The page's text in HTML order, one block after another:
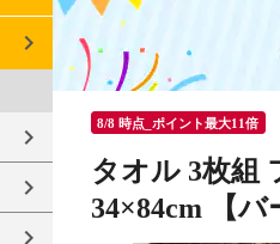
8/8 時点_ポイント最大11倍
タオル 3枚組
34×84cm 【バ